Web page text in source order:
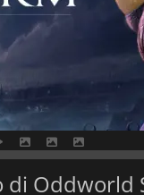
di Oddworld